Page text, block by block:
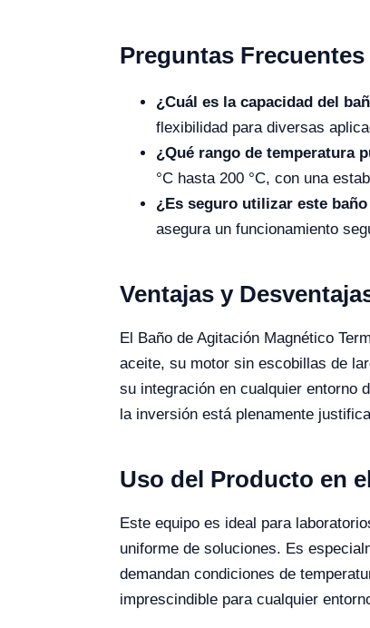
Preguntas Frecuentes
¿Cuál es la capacidad del
flexibilidad para diversas
¿Qué rango de temperatura
°C hasta 200 °C, con una
¿Es seguro utilizar este
asegura un funcionamiento
Ventajas y
El Baño de Agitación Magnético
aceite, su motor sin escobillas de
su integración en cualquier entorno
la inversión está plenamente
Uso del Producto en
Este equipo es ideal para
uniforme de soluciones. Es
demandan condiciones de
imprescindible para cualquier